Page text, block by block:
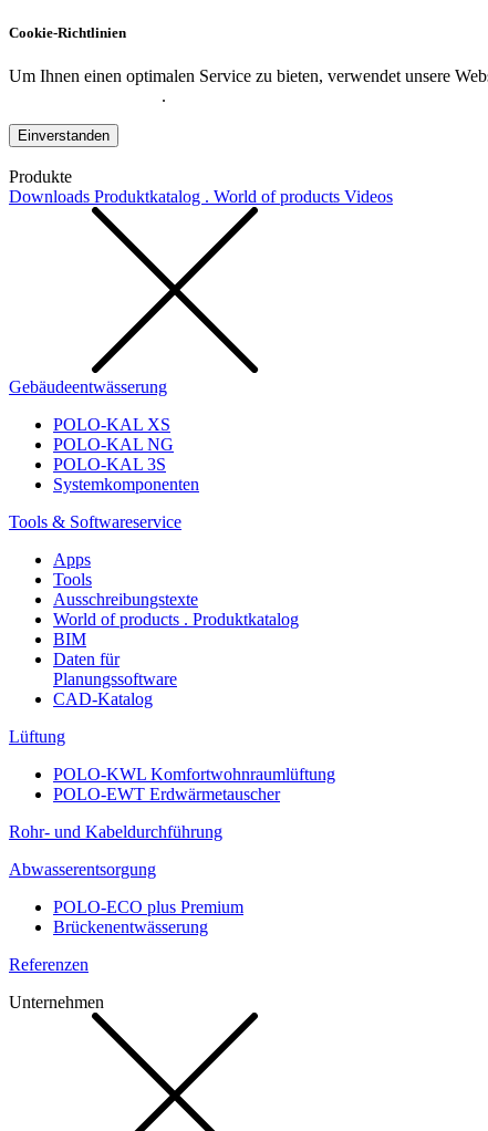
Cookie-Richtlinien
Um Ihnen einen optimalen Service zu bieten, verwendet unsere
.
Einverstanden
Produkte
Downloads Produktkatalog . World of products Videos
Gebäudeentwässerung
POLO-KAL XS
POLO-KAL NG
POLO-KAL 3S
Systemkomponenten
Tools & Softwareservice
Apps
Tools
Ausschreibungstexte
World of products . Produktkatalog
BIM
Daten für
Planungssoftware
CAD-Katalog
Lüftung
POLO-KWL Komfortwohnraumlüftung
POLO-EWT Erdwärmetauscher
Rohr- und Kabeldurchführung
Abwasserentsorgung
POLO-ECO plus Premium
Brückenentwässerung
Referenzen
Unternehmen